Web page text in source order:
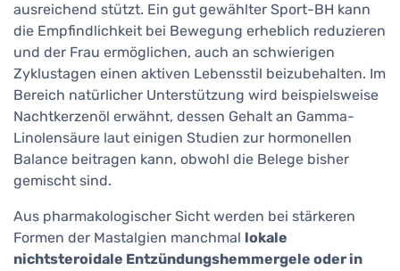
ausreichend stützt. Ein gut gewählter Sport-BH kann
die Empfindlichkeit bei Bewegung erheblich reduzieren
und der Frau ermöglichen, auch an schwierigen
Zyklustagen einen aktiven Lebensstil beizubehalten. Im
Bereich natürlicher Unterstützung wird beispielsweise
Nachtkerzenöl erwähnt, dessen Gehalt an Gamma-
Linolensäure laut einigen Studien zur hormonellen
Balance beitragen kann, obwohl die Belege bisher
gemischt sind.
Aus pharmakologischer Sicht werden bei stärkeren
Formen der Mastalgien manchmal lokale
nichtsteroidale Entzündungshemmergele oder in